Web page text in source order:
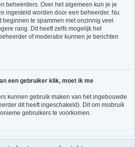
beheerders. Over het algemeen kun je je
ingesteld worden door een beheerder. Nu
te spammen met onzinnig veel
rang. Dit heeft zelfs mogelijk het
of moderator kunnen je berichten
een gebruiker klik, moet ik me
kunnen gebruik maken van het ingebouwde
dit heeft ingeschakeld). Dit om misbruik
gebruikers te voorkomen.